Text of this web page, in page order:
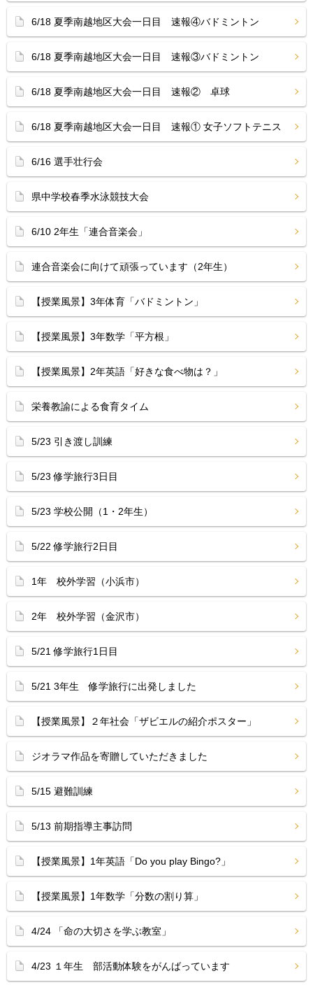
6/18 夏季南越地区大会一日目 速報④バドミントン
6/18 夏季南越地区大会一日目 速報③バドミントン
6/18 夏季南越地区大会一日目 速報② 卓球
6/18 夏季南越地区大会一日目 速報① 女子ソフトテニス
6/16 選手壮行会
県中学校春季水泳競技大会
6/10 2年生「連合音楽会」
連合音楽会に向けて頑張っています（2年生）
【授業風景】3年体育「バドミントン」
【授業風景】3年数学「平方根」
【授業風景】2年英語「好きな食べ物は？」
栄養教諭による食育タイム
5/23 引き渡し訓練
5/23 修学旅行3日目
5/23 学校公開（1・2年生）
5/22 修学旅行2日目
1年 校外学習（小浜市）
2年 校外学習（金沢市）
5/21 修学旅行1日目
5/21 3年生 修学旅行に出発しました
【授業風景】２年社会「ザビエルの紹介ポスター」
ジオラマ作品を寄贈していただきました
5/15 避難訓練
5/13 前期指導主事訪問
【授業風景】1年英語「Do you play Bingo?」
【授業風景】1年数学「分数の割り算」
4/24 「命の大切さを学ぶ教室」
4/23 １年生 部活動体験をがんばっています